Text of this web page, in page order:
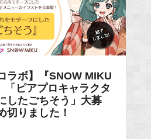
ラボ】『SNOW MIKU
ピアプロキャラクタ
したごちそう」大募
切りました！